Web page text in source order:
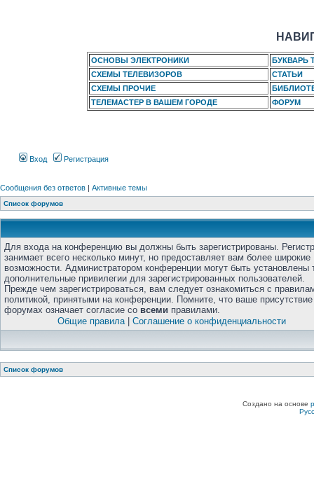
ОСНОВЫ ЭЛЕКТРОНИКИ
БУКВАРЬ
СХЕМЫ ТЕЛЕВИЗОРОВ
СТАТЬИ
СХЕМЫ ПРОЧИЕ
ТЕЛЕМАСТЕР В ВАШЕМ ГОРОДЕ
ФОРУМ
Вход Регистрация
Сообщения без ответов | Активные темы
Список форумов
Для входа на конференцию вы должны быть зарегистрированы.
занимает всего несколько минут, но предоставляет вам более широкие
возможности. Администратором конференции могут быть установлены
дополнительные привилегии для зарегистрированных пользователей.
Прежде чем зарегистрироваться, вам следует ознакомиться с
политикой, принятыми на конференции. Помните, что ваше
форумах означает согласие со всеми правилами.
Общие правила| Соглашение о конфиденциальности
Список форумов
Создано на основе